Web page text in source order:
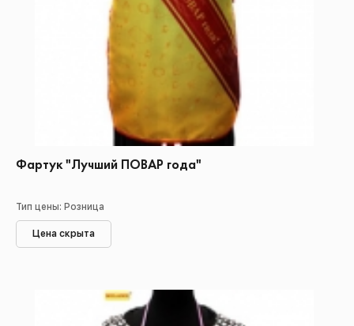
Фартук "Лучший ПОВАР года"
Тип цены: Розница
Цена скрыта